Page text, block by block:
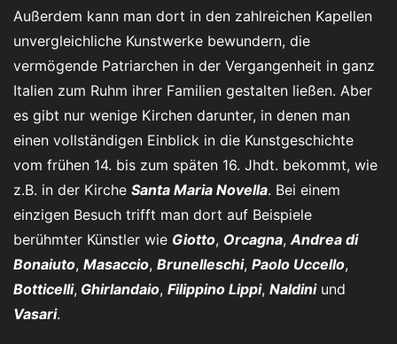
Außerdem kann man dort in den zahlreichen Kapellen
unvergleichliche Kunstwerke bewundern, die
vermögende Patriarchen in der Vergangenheit in ganz
Italien zum Ruhm ihrer Familien gestalten ließen. Aber
es gibt nur wenige Kirchen darunter, in denen man
einen vollständigen Einblick in die Kunstgeschichte
vom frühen 14. bis zum späten 16. Jhdt. bekommt, wie
z.B. in der Kirche Santa Maria Novella. Bei einem
einzigen Besuch trifft man dort auf Beispiele
berühmter Künstler wie Giotto, Orcagna,Andrea di
Bonaiuto, Masaccio, Brunelleschi, Paolo Uccello,
Botticelli, Ghirlandaio, Filippino Lippi, Naldiniund
Vasari.